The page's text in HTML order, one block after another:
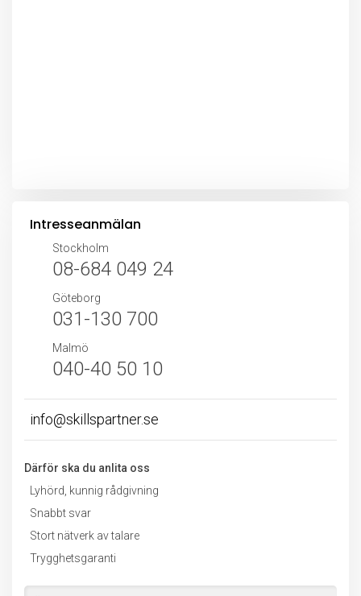
Intresseanmälan
Stockholm
08-684 049 24
Göteborg
031-130 700
Malmö
040-40 50 10
info@skillspartner.se
Därför ska du anlita oss
Lyhörd, kunnig rådgivning
Snabbt svar
Stort nätverk av talare
Trygghetsgaranti